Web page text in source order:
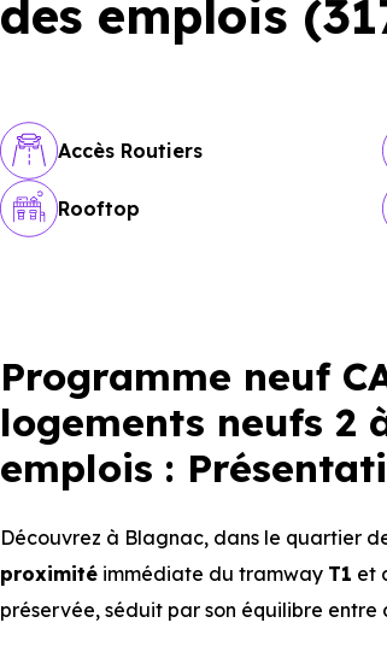
des emplois
Accès Routiers
Rooftop
Programme neuf
logements neufs 2
emplois :
Découvrez à Blagnac, dans le quartier
proximité immédiate du tramway T1 et
préservée, séduit par son équilibre entre